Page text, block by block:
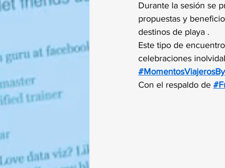
Durante la sesión se
propuestas y
destinos de playa .
Este tipo de
celebraciones
Con el respaldo de